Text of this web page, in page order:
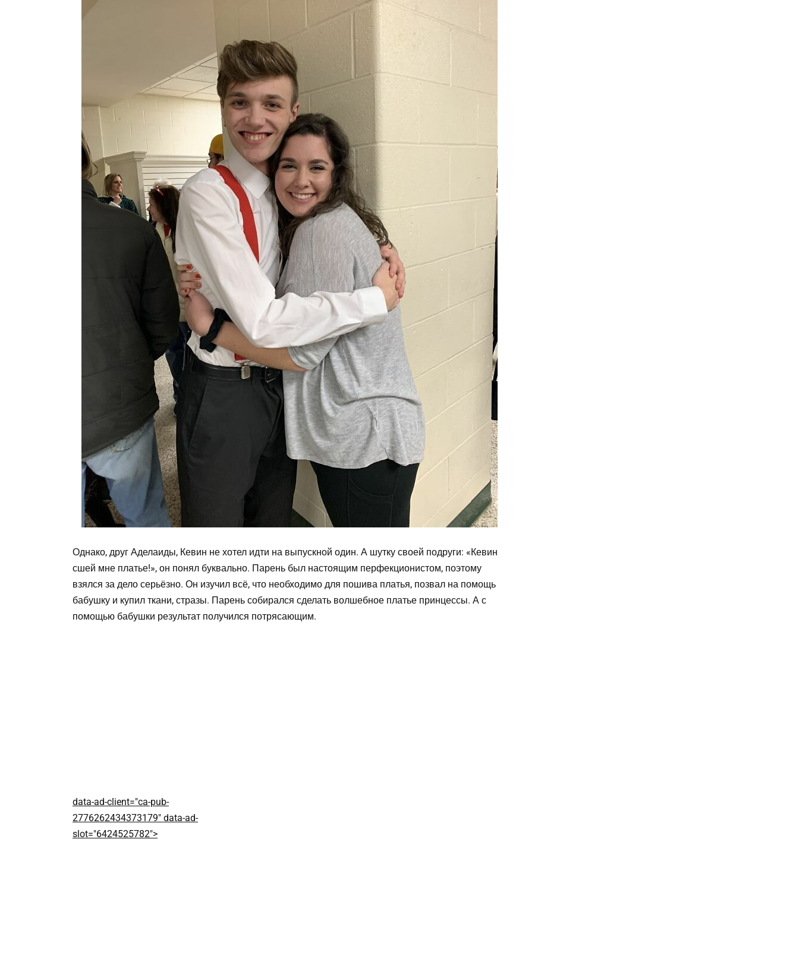
Однако, друг Аделаиды, Кевин не хотел идти на выпускной один. А шутку своей подруги: «Кевин
сшей мне платье!», он понял буквально. Парень был настоящим перфекционистом, поэтому
взялся за дело серьёзно. Он изучил всё, что необходимо для пошива платья, позвал на помощь
бабушку и купил ткани, стразы. Парень собирался сделать волшебное платье принцессы. А с
помощью бабушки результат получился потрясающим.
data-ad-client="ca-pub-
2776262434373179" data-ad-
slot="6424525782">